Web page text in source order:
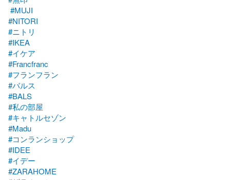
#MUJI
#NITORI
#ニトリ
#IKEA
#イケア
#Francfranc
#フランフラン
#バルス
#BALS
#私の部屋
#キャトルセゾン
#Madu
#コンランショップ
#IDEE
#イデー
#ZARAHOME